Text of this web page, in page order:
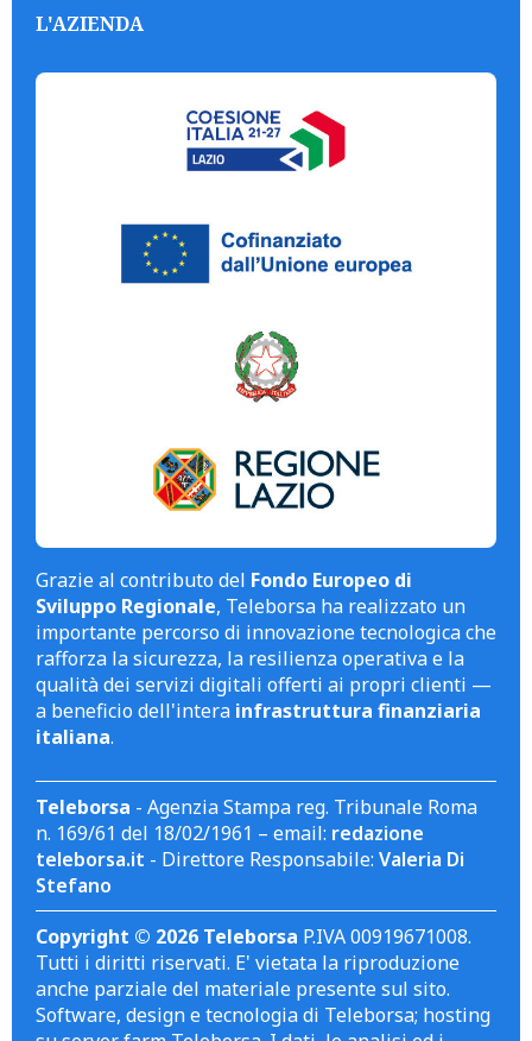
L'AZIENDA
Grazie al contributo del Fondo Europeo di
Sviluppo Regionale, Teleborsa ha realizzato un
importante percorso di innovazione tecnologica che
rafforza la sicurezza, la resilienza operativa e la
qualità dei servizi digitali offerti ai propri clienti —
a beneficio dell'intera infrastruttura finanziaria
italiana.
Teleborsa - Agenzia Stampa reg. Tribunale Roma
n. 169/61 del 18/02/1961 – email: redazione
teleborsa.it - Direttore Responsabile: Valeria Di
Stefano
Copyright © 2026 Teleborsa P.IVA 00919671008.
Tutti i diritti riservati. E' vietata la riproduzione
anche parziale del materiale presente sul sito.
Software, design e tecnologia di Teleborsa; hosting